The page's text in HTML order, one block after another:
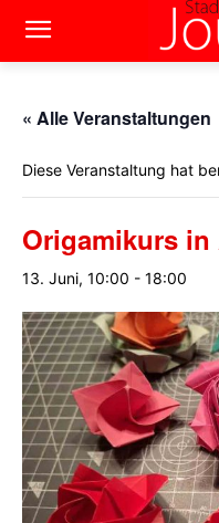
« Alle Veranstaltungen
Diese Veranstaltung hat
Origamikurs in
13. Juni, 10:00 - 18:00